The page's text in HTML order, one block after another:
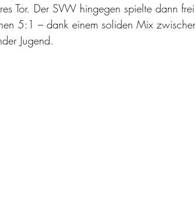
Tor. Der SVW hingegen spielte dann
5:1 – dank einem soliden Mix
Jugend.